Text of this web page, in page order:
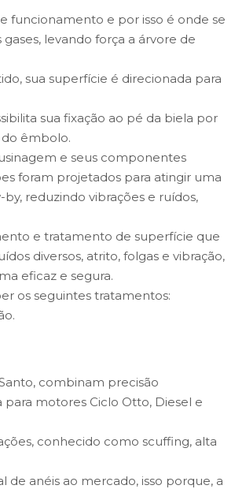
funcionamento e por isso é onde se
levando força a árvore de
sua superfície é direcionada para
sua fixação ao pé da biela por
êmbolo.
e seus componentes
foram projetados para atingir uma
reduzindo vibrações e ruídos,
e tratamento de superfície que
diversos, atrito, folgas e vibração,
eficaz e segura.
os seguintes tratamentos:
combinam precisão
motores Ciclo Otto, Diesel e
conhecido como scuffing, alta
de anéis ao mercado, isso porque, a